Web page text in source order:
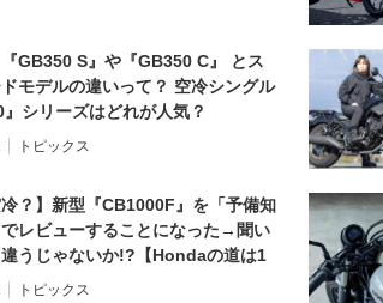
『GB350 S』や『GB350 C』 とス
モデルの違いって？ 空冷シングル
』シリーズはどれが人気？
トピックス
冷？】新型『CB1000F』を「予備知
レビューすることになった→聞い
うじゃないか!?【Hondaの道は1
らず／CB1000F ①第一印象 編】
トピックス